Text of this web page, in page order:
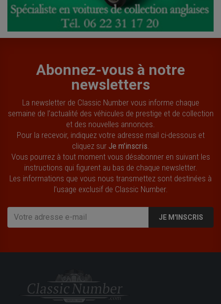
Abonnez-vous à notre
newsletters
La newsletter de Classic Number vous informe chaque
semaine de l’actualité des véhicules de prestige et de collection
et des nouvelles annonces.
Pour la recevoir, indiquez votre adresse mail ci-dessous et
cliquez sur Je m'inscris.
Vous pourrez à tout moment vous désabonner en suivant les
instructions qui figurent au bas de chaque newsletter.
Les informations que vous nous transmettez sont destinées à
l’usage exclusif de Classic Number.
JE M'INSCRIS